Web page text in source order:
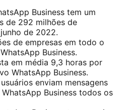
Business tem um
de 292 milhões de
de 2022.
de empresas em todo o
Business.
em média 9,3 horas por
WhatsApp Business.
enviam mensagens
Business todos os